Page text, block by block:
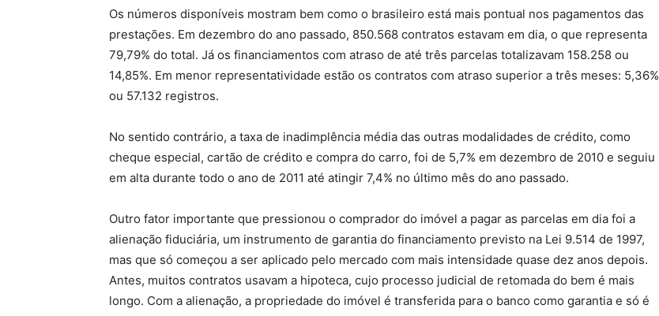
Os números disponíveis mostram bem como o brasileiro está mais pontual nos pagamentos das
prestações. Em dezembro do ano passado, 850.568 contratos estavam em dia, o que representa
79,79% do total. Já os financiamentos com atraso de até três parcelas totalizavam 158.258 ou
14,85%. Em menor representatividade estão os contratos com atraso superior a três meses: 5,36%
ou 57.132 registros.
No sentido contrário, a taxa de inadimplência média das outras modalidades de crédito, como
cheque especial, cartão de crédito e compra do carro, foi de 5,7% em dezembro de 2010 e seguiu
em alta durante todo o ano de 2011 até atingir 7,4% no último mês do ano passado.
Outro fator importante que pressionou o comprador do imóvel a pagar as parcelas em dia foi a
alienação fiduciária, um instrumento de garantia do financiamento previsto na Lei 9.514 de 1997,
mas que só começou a ser aplicado pelo mercado com mais intensidade quase dez anos depois.
Antes, muitos contratos usavam a hipoteca, cujo processo judicial de retomada do bem é mais
longo. Com a alienação, a propriedade do imóvel é transferida para o banco como garantia e só é